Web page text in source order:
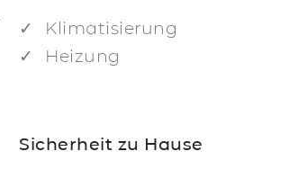
Klimatisierung
Heizung
Sicherheit zu Hause